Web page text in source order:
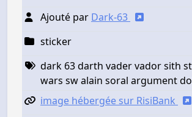
Ajouté par Dark-63
sticker
dark 63 darth vader vador sith
wars sw alain soral argument
image hébergée sur RisiBank